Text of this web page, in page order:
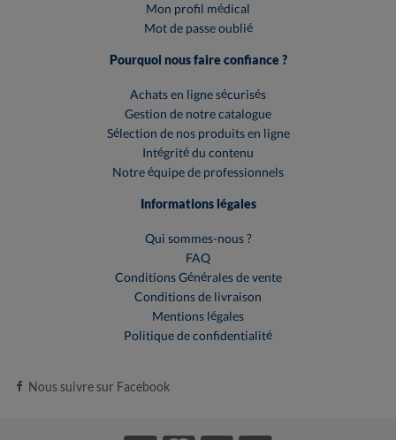
Mon profil médical
Mot de passe oublié
Pourquoi nous faire confiance ?
Achats en ligne sécurisés
Gestion de notre catalogue
Sélection de nos produits en ligne
Intégrité du contenu
Notre équipe de professionnels
Informations légales
Qui sommes-nous ?
FAQ
Conditions Générales de vente
Conditions de livraison
Mentions légales
Politique de confidentialité
Nous suivre sur Facebook